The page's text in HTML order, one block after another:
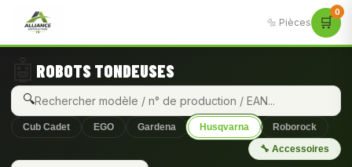
🔩 Pièces 🛒
0
ROBOTS TONDEUSES
🔍
Cub Cadet EGO Gardena Husqvarna
Roborock
🔧 Accessoires